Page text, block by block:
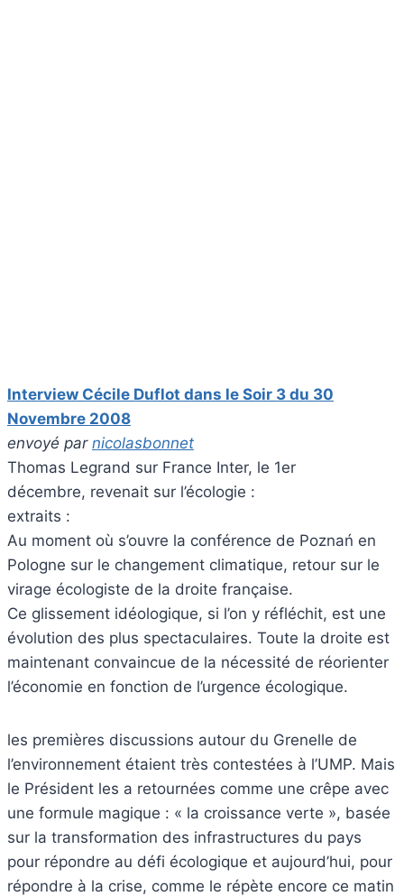
Interview Cécile Duflot dans le Soir 3 du 30
Novembre 2008
envoyé par nicolasbonnet
Thomas Legrand sur France Inter, le 1er
décembre, revenait sur l’écologie :
extraits :
Au moment où s’ouvre la conférence de Poznań en
Pologne sur le changement climatique, retour sur le
virage écologiste de la droite française.
Ce glissement idéologique, si l’on y réfléchit, est une
évolution des plus spectaculaires. Toute la droite est
maintenant convaincue de la nécessité de réorienter
l’économie en fonction de l’urgence écologique.
les premières discussions autour du Grenelle de
l’environnement étaient très contestées à l’UMP. Mais
le Président les a retournées comme une crêpe avec
une formule magique : « la croissance verte », basée
sur la transformation des infrastructures du pays
pour répondre au défi écologique et aujourd’hui, pour
répondre à la crise, comme le répète encore ce matin